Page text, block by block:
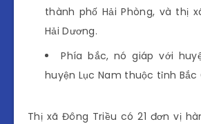
thành phố Hải Phòng, và thị
Hải Dương.
Phía bắc, nó giáp với
huyện Lục Nam thuộc tỉnh Bắc
Thị xã Đông Triều có 21 đơn vị